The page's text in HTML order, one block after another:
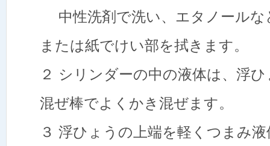
中性洗剤で洗い、エタノールな
または紙でけい部を拭きます。
２ シリンダーの中の液体は、浮
混ぜ棒でよくかき混ぜます。
３ 浮ひょうの上端を軽くつまみ